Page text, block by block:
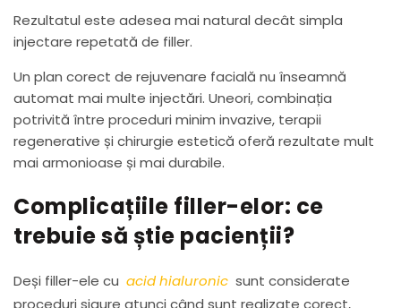
Rezultatul este adesea mai natural decât simpla
injectare repetată de filler.
Un plan corect de rejuvenare facială nu înseamnă
automat mai multe injectări. Uneori, combinația
potrivită între proceduri minim invazive, terapii
regenerative și chirurgie estetică oferă rezultate mult
mai armonioase și mai durabile.
Complicațiile filler-elor: ce
trebuie să știe pacienții?
Deși filler-ele cu acid hialuronic sunt considerate
proceduri sigure atunci când sunt realizate corect,